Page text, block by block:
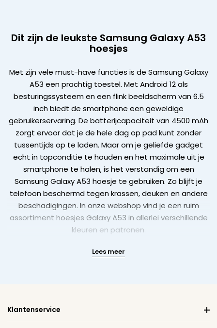
Dit zijn de leukste Samsung Galaxy A53
hoesjes
Met zijn vele must-have functies is de Samsung Galaxy
A53 een prachtig toestel. Met Android 12 als
besturingssysteem en een flink beeldscherm van 6.5
inch biedt de smartphone een geweldige
gebruikerservaring. De batterijcapaciteit van 4500 mAh
zorgt ervoor dat je de hele dag op pad kunt zonder
tussentijds op te laden. Maar om je geliefde gadget
echt in topconditie te houden en het maximale uit je
smartphone te halen, is het verstandig om een
Samsung Galaxy A53 hoesje te gebruiken. Zo blijft je
telefoon beschermd tegen krassen, deuken en andere
beschadigingen. In onze webshop vind je een ruim
assortiment hoesjes Galaxy A53 in allerlei verschillende
kleuren en patronen.
Lees meer
Klantenservice